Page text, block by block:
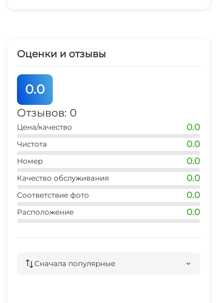
Оценки и отзывы
0.0
Отзывов: 0
Цена/качество 0.0
Чистота 0.0
Номер 0.0
Качество обслуживания 0.0
Соответствие фото 0.0
Расположение 0.0
Сначала популярные